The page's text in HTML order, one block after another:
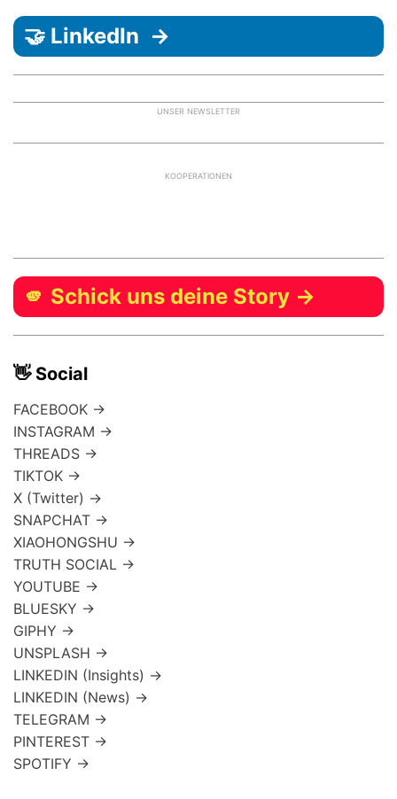
🤝 LinkedIn →
UNSER NEWSLETTER
KOOPERATIONEN
🫵 Schick uns deine Story →
👋 Social
FACEBOOK →
INSTAGRAM →
THREADS →
TIKTOK →
X (Twitter) →
SNAPCHAT →
XIAOHONGSHU →
TRUTH SOCIAL →
YOUTUBE →
BLUESKY →
GIPHY →
UNSPLASH →
LINKEDIN (Insights) →
LINKEDIN (News) →
TELEGRAM →
PINTEREST →
SPOTIFY →